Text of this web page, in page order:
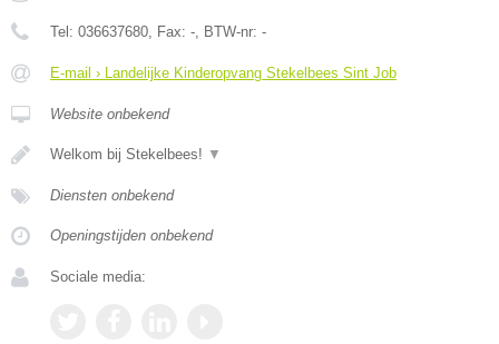
Tel: 036637680, Fax: -, BTW-nr: -
E-mail › Landelijke Kinderopvang Stekelbees Sint Job
Website onbekend
Welkom bij Stekelbees! ▼
Diensten onbekend
Openingstijden onbekend
Sociale media: